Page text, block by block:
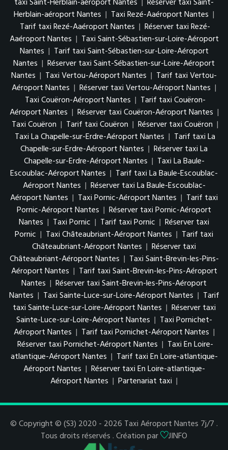
taxi Saint-Herblain-aéroport Nantes | Réserver taxi Saint-
Herblain-aéroport Nantes | Taxi Rezé-Aaéroport Nantes |
Tarif taxi Rezé-Aaéroport Nantes | Réserver taxi Rezé-
Aaéroport Nantes | Taxi Saint-Sébastien-sur-Loire-Aéroport
Nantes | Tarif taxi Saint-Sébastien-sur-Loire-Aéroport
Nantes | Réserver taxi Saint-Sébastien-sur-Loire-Aéroport
Nantes | Taxi Vertou-Aéroport Nantes | Tarif taxi Vertou-
Aéroport Nantes | Réserver taxi Vertou-Aéroport Nantes |
Taxi Couëron-Aéroport Nantes | Tarif taxi Couëron-
Aéroport Nantes | Réserver taxi Couëron-Aéroport Nantes |
Taxi Couëron | Tarif taxi Couëron | Réserver taxi Couëron |
Taxi La Chapelle-sur-Erdre-Aéroport Nantes | Tarif taxi La
Chapelle-sur-Erdre-Aéroport Nantes | Réserver taxi La
Chapelle-sur-Erdre-Aéroport Nantes | Taxi La Baule-
Escoublac-Aéroport Nantes | Tarif taxi La Baule-Escoublac-
Aéroport Nantes | Réserver taxi La Baule-Escoublac-
Aéroport Nantes | Taxi Pornic-Aéroport Nantes | Tarif taxi
Pornic-Aéroport Nantes | Réserver taxi Pornic-Aéroport
Nantes | Taxi Pornic | Tarif taxi Pornic | Réserver taxi
Pornic | Taxi Châteaubriant-Aéroport Nantes | Tarif taxi
Châteaubriant-Aéroport Nantes | Réserver taxi
Châteaubriant-Aéroport Nantes | Taxi Saint-Brevin-les-Pins-
Aéroport Nantes | Tarif taxi Saint-Brevin-les-Pins-Aéroport
Nantes | Réserver taxi Saint-Brevin-les-Pins-Aéroport
Nantes | Taxi Sainte-Luce-sur-Loire-Aéroport Nantes | Tarif
taxi Sainte-Luce-sur-Loire-Aéroport Nantes | Réserver taxi
Sainte-Luce-sur-Loire-Aéroport Nantes | Taxi Pornichet-
Aéroport Nantes | Tarif taxi Pornichet-Aéroport Nantes |
Réserver taxi Pornichet-Aéroport Nantes | Taxi En Loire-
atlantique-Aéroport Nantes | Tarif taxi En Loire-atlantique-
Aéroport Nantes | Réserver taxi En Loire-atlantique-
Aéroport Nantes | Partenariat taxi |
© Copyright © (S3) 2020 - 2026 Taxi Aéroport Nantes 7j/7 .
Tous droits réservés . Création par
JINFO